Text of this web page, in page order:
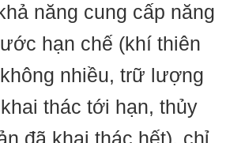
năng cung cấp năng
hạn chế (khí thiên
nhiều, trữ lượng
thác tới hạn, thủy
đã khai thác hết), chỉ